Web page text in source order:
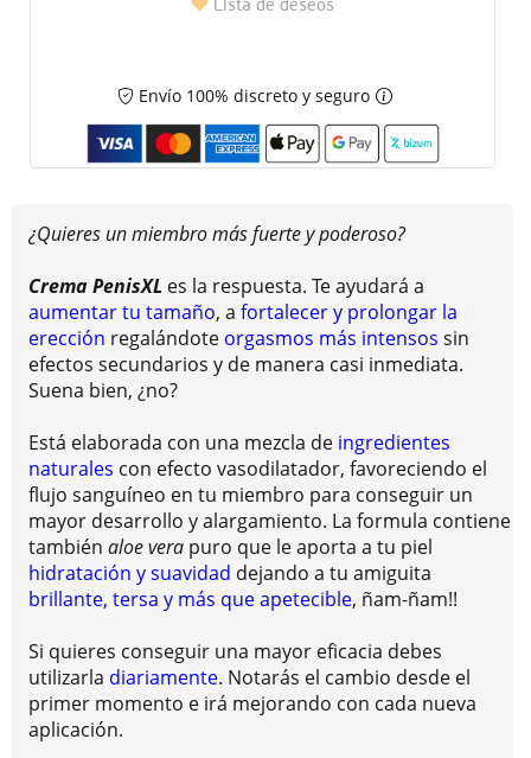
Lista de deseos
Envío 100% discreto y seguro
¿Quieres un miembro más fuerte y poderoso?
Crema PenisXL es la respuesta. Te ayudará a
aumentar tu tamaño, a fortalecer y prolongar la
erección regalándote orgasmos más intensos sin
efectos secundarios y de manera casi inmediata.
Suena bien, ¿no?
Está elaborada con una mezcla de ingredientes
naturales con efecto vasodilatador, favoreciendo el
flujo sanguíneo en tu miembro para conseguir un
mayor desarrollo y alargamiento. La formula contiene
también aloe vera puro que le aporta a tu piel
hidratación y suavidad dejando a tu amiguita
brillante, tersa y más que apetecible, ñam-ñam!!
Si quieres conseguir una mayor eficacia debes
utilizarla diariamente. Notarás el cambio desde el
primer momento e irá mejorando con cada nueva
aplicación.